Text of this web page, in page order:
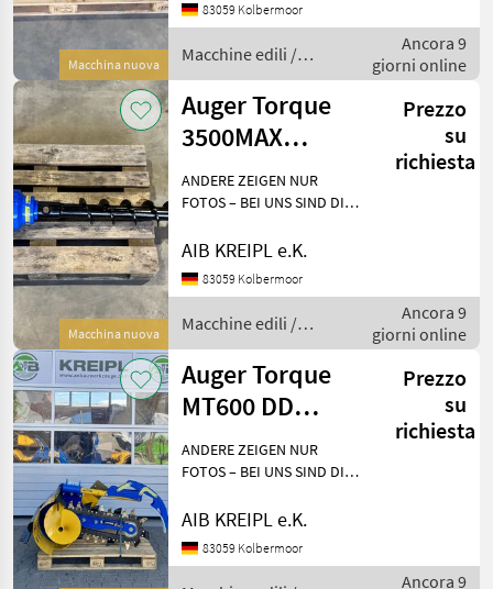
Macchina nuova
WARUM WARTEN, WENN´S
Einfach anf
83059 Kolbermoor
Macchine edili /
Auger Torque
Ancora 9
giorni online
Macchina nuova
Auger Torque
3500MAX
Erdbohrer | 2,5-
4,5t Bagger
Prezzo
su
richiesta
ANDERE ZEIGEN NUR
FOTOS – BEI UNS SIND DIE
Besichtigen - anfassen -
WARUM WARTEN, WENN´S
Einfach anf
AIB KREIPL e.K.
83059 Kolbermoor
Macchine edili /
Auger Torque
Ancora 9
giorni online
Auger Torque
MT600 DD
Grabenfräse |
2,5-4,5t Bagger
Prezzo
su
richiesta
ANDERE ZEIGEN NUR
FOTOS – BEI UNS SIND DIE
Besichtigen - anfassen -
WARUM WARTEN, WENN´S
AIB KREIPL e.K.
83059 Kolbermoor
Ancora 9